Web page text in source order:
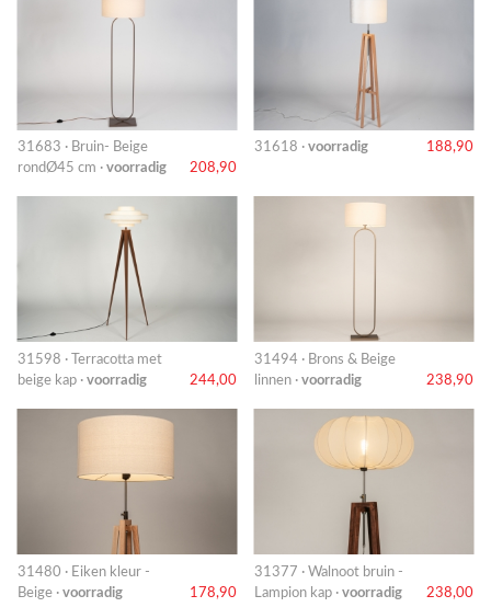
31683 · Bruin- Beige
rondØ45 cm · voorradig 208,90
31618 · voorradig 188,90
31598 · Terracotta met
beige kap · voorradig 244,00
31494 · Brons & Beige
linnen · voorradig 238,90
31480 · Eiken kleur -
Beige · voorradig 178,90
31377 · Walnoot bruin -
Lampion kap · voorradig 238,00